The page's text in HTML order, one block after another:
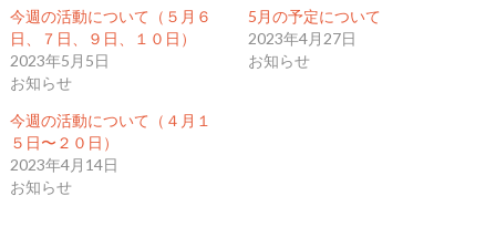
て
T
w
i
t
t
e
で
共
有
(
新
し
い
o
o
k
で
に
は
リ
ッ
て
G
o
o
で
共
今週の活動について（５月６
日、７日、９日、１０日）
2023年5月5日
お知らせ
5月の予定について
2023年4月27日
お知らせ
今週の活動について（４月１
５日〜２０日）
2023年4月14日
お知らせ